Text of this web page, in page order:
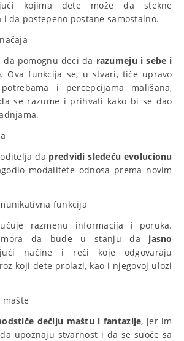
kojima dete može da stekne
i da postepeno postane samostalno.
pomognu deci da razumeju i sebe i
. Ova funkcija se, u stvari, tiče upravo
i percepcijama mališana,
se razume i prihvati kako bi se dao
da predvidi sledeću evolucionu
modalitete odnosa prema novim
funkcija
razmenu informacija i poruka.
mora da bude u stanju da jasno
načine i reči koje odgovaraju
koji dete prolazi, kao i njegovoj ulozi
dečiju maštu i fantazije, jer im
upoznaju stvarnost i da se suoče sa